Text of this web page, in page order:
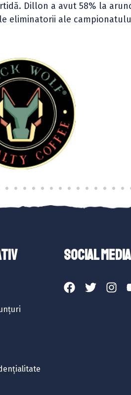
Dillon a avut 58% la
eliminatorii ale
SOCIAL MEDIA